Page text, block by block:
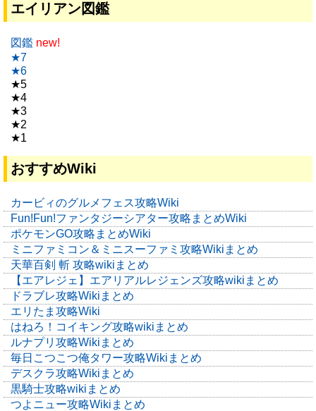
エイリアン図鑑
図鑑 new!
★7
★6
★5
★4
★3
★2
★1
おすすめWiki
カービィのグルメフェス攻略Wiki
Fun!Fun!ファンタジーシアター攻略まとめWiki
ポケモンGO攻略まとめWiki
ミニファミコン＆ミニスーファミ攻略Wikiまとめ
天華百剣 斬 攻略wikiまとめ
【エアレジェ】エアリアルレジェンズ攻略wikiまとめ
ドラブレ攻略Wikiまとめ
エリたま攻略Wiki
はねろ！コイキング攻略wikiまとめ
ルナプリ攻略Wikiまとめ
毎日こつこつ俺タワー攻略Wikiまとめ
デスクラ攻略Wikiまとめ
黒騎士攻略wikiまとめ
つよニュー攻略Wikiまとめ